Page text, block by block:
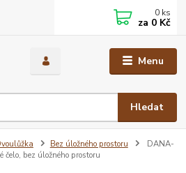
Menu
Hledat
0 ks
za 0 Kč
Bez úložného prostoru
DANA-
bez úložného prostoru